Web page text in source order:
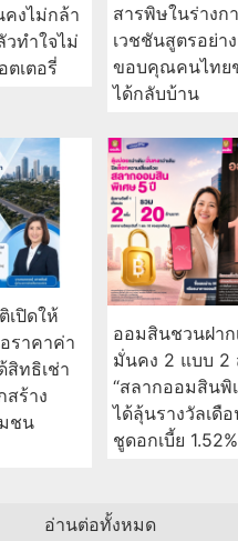
คงไม่กล้า
ทำใจไม่
ตเตอรี่
สารพิษในร่างก
เวชชันสูตรอย่า
ขอบคุณคนไทย
ได้กลับบ้าน
เปิดให้
ราคาค่า
สิทธิเช่า
ร้าง
ชน
ออมสินชวนฝาก
มั่นคง 2 แบบ 2
“สลากออมสินพิ
ได้ลุ้นรางวัลเดื
ชูดอกเบี้ย
อ่านต่อทั้งหมด